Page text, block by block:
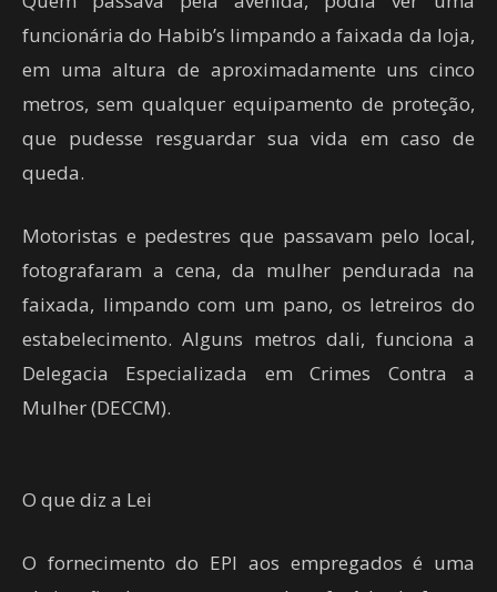
funcionária do Habib’s limpando a faixada da loja,
em uma altura de aproximadamente uns cinco
metros, sem qualquer equipamento de proteção,
que pudesse resguardar sua vida em caso de
queda.
Motoristas e pedestres que passavam pelo local,
fotografaram a cena, da mulher pendurada na
faixada, limpando com um pano, os letreiros do
estabelecimento. Alguns metros dali, funciona a
Delegacia Especializada em Crimes Contra a
Mulher (DECCM).
O que diz a Lei
O fornecimento do EPI aos empregados é uma